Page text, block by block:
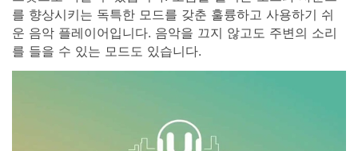
를 향상시키는 독특한 모드를 갖춘 훌륭하고 사용하기 쉬
운 음악 플레이어입니다. 음악을 끄지 않고도 주변의 소리
를 들을 수 있는 모드도 있습니다.